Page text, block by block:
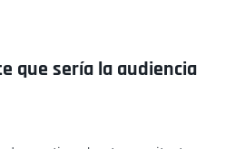
que sería la audiencia